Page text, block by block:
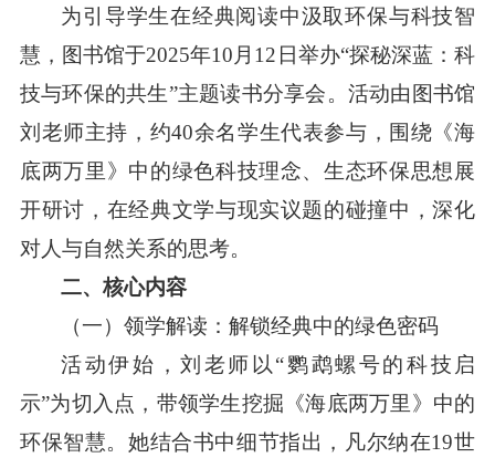
为引导学生在经典阅读中汲取环保与科技智
慧，图书馆于2025年10月12日举办“探秘深蓝：科
技与环保的共生”主题读书分享会。活动由图书馆
刘老师主持，约40余名学生代表参与，围绕《海
底两万里》中的绿色科技理念、生态环保思想展
开研讨，在经典文学与现实议题的碰撞中，深化
对人与自然关系的思考。
二、核心内容
（一）领学解读：解锁经典中的绿色密码
活动伊始，刘老师以“鹦鹉螺号的科技启
示”为切入点，带领学生挖掘《海底两万里》中的
环保智慧。她结合书中细节指出，凡尔纳在19世